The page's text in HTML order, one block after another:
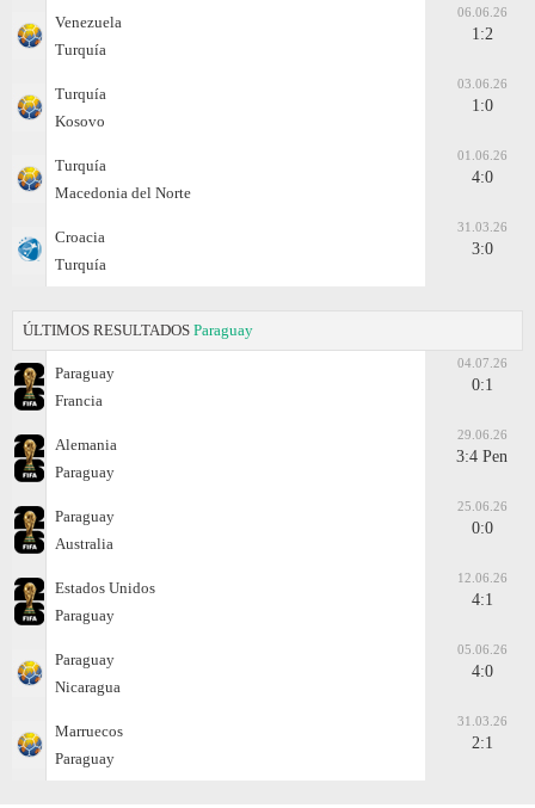
Venezuela
Turquía
06.06.26
1:2
Turquía
Kosovo
03.06.26
1:0
Turquía
Macedonia del Norte
01.06.26
4:0
Croacia
Turquía
31.03.26
3:0
ÚLTIMOS RESULTADOS Paraguay
Paraguay
Francia
04.07.26
0:1
Alemania
Paraguay
29.06.26
3:4 Pen
Paraguay
Australia
25.06.26
0:0
Estados Unidos
Paraguay
12.06.26
4:1
Paraguay
Nicaragua
05.06.26
4:0
Marruecos
Paraguay
31.03.26
2:1